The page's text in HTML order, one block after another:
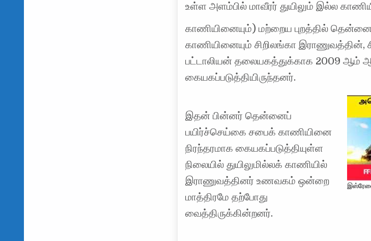
உள்ள அளம்பில் மாவீரர் துயிலும் இல்ல
காணியினையும்) மற்றைய புறத்தில்
காணியினையும் சிறிலங்கா இராணுவத்தின்,
பட்டாலியன் தலையகத்துக்காக 2009 ஆம்
கையகப்படுத்தியிருந்தனர்.
இதன் பின்னர் தென்னைப்
பயிர்ச்செய்கை சபைக் காணியினை
நிரந்தரமாக கையகப்படுத்தியுள்ள
நிலையில் துயிலுமில்லக் காணியில்
இராணுவத்தினர் உணவகம் ஒன்றை
மாத்திரமே தற்போது
வைத்திருக்கின்றனர்.